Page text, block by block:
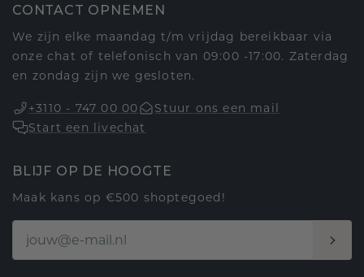
CONTACT OPNEMEN
We zijn elke maandag t/m vrijdag bereikbaar via
onze chat of telefonisch van 09:00 -17:00. Zaterdag
en zondag zijn we gesloten.
+3110 - 747 00 00
Stuur ons een mail
Start een livechat
BLIJF OP DE HOOGTE
Maak kans op €500 shoptegoed!